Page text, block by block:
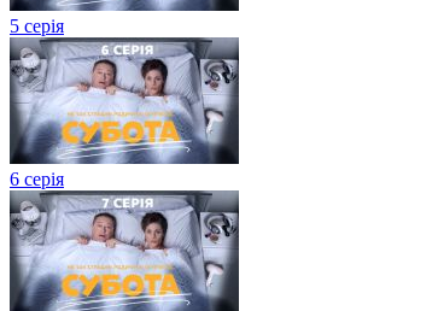
5 серія
6 серія